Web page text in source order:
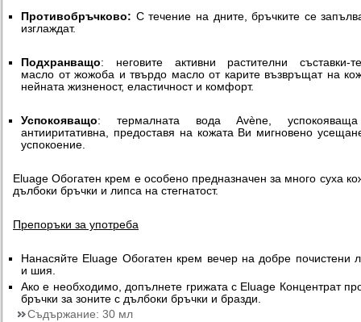
Противобръчково: С течение на дните, бръчките се
изглаждат.
Подхранващо: неговите активни растителни съставки-
масло от жожоба и твърдо масло от карите възвръщат на
нейната жизненост, еластичност и комфорт.
Успокояващо: термалната вода Avène,
антииритативна, предоставя на кожата Ви мигновено
успокоение.
Eluage Обогатен крем е особено предназначен за много суха
дълбоки бръчки и липса на стегнатост.
Препоръки за употреба
Нанасяйте Eluage Обогатен крем вечер на добре почистени
и шия.
Ако е необходимо, допълнете грижата с Eluage Концентрат
бръчки за зоните с дълбоки бръчки и бразди.
Съдържание: 30 мл